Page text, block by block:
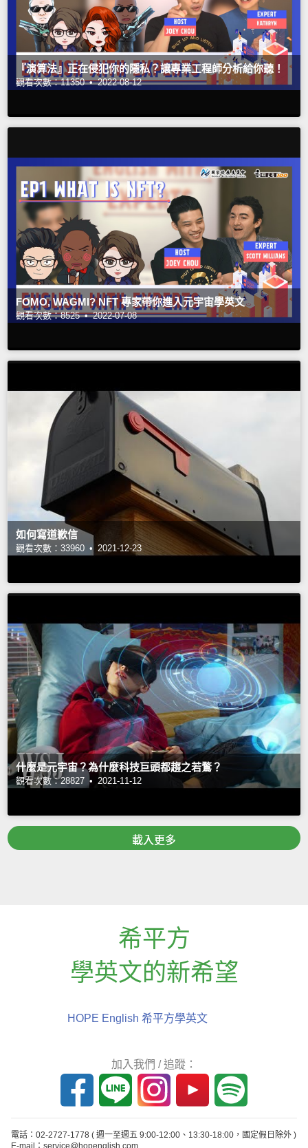
『演算法』正在侵犯你的隱私？讓專業工程師分析給你聽！
觀看次數：11350 • 2022-08-12
FOMO, WAGMI? NFT 專家帶你進入元宇宙學英文
觀看次數：8525 • 2022-07-08
如何寫道歉信
觀看次數：33960 • 2021-12-23
什麼是元宇宙？為什麼科技巨頭都趨之若鶩？
觀看次數：28827 • 2021-11-12
載入更多
希平方
學英文的新希望
HOPE English 希平方學英文
加入我們 / 追蹤：
電話：02-2727-1778 ( 週一至週五 9:00-12:00、13:30-18:00，國定假日除外 )
E-mail：service@hopenglish.com